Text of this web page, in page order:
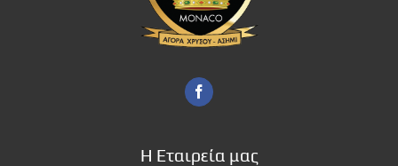
Η Εταιρεία μας